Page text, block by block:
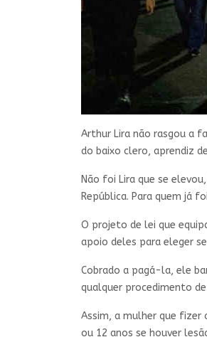
Arthur Lira não rasgou a
do baixo clero, aprendiz
Não foi Lira que se
República. Para quem já
O projeto de lei que
apoio deles para eleger
Cobrado a pagá-la, ele
qualquer procedimento
Assim, a mulher que fizer
ou 12 anos se houver